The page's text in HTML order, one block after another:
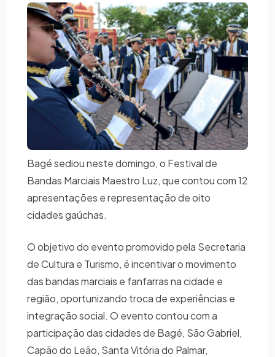
Bagé sediou neste domingo, o Festival de
Bandas Marciais Maestro Luz, que contou com 12
apresentações e representação de oito
cidades gaúchas.
O objetivo do evento promovido pela Secretaria
de Cultura e Turismo, é incentivar o movimento
das bandas marciais e fanfarras na cidade e
região, oportunizando troca de experiências e
integração social. O evento contou com a
participação das cidades de Bagé, São Gabriel,
Capão do Leão, Santa Vitória do Palmar,